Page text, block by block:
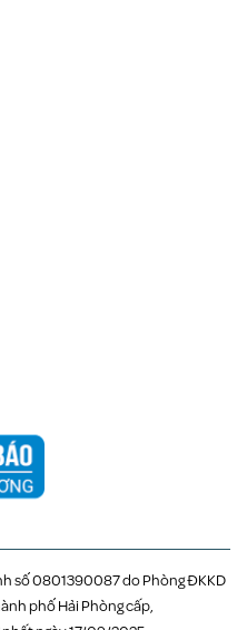
số 0801390087 do Phòng ĐKKD
phố Hải Phòng cấp,